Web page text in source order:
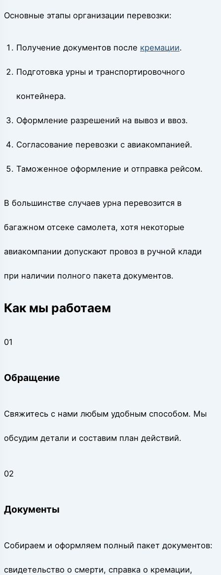
Основные этапы организации перевозки:
Получение документов после кремации.
Подготовка урны и транспортировочного
контейнера.
Оформление разрешений на вывоз и ввоз.
Согласование перевозки с авиакомпанией.
Таможенное оформление и отправка рейсом.
В большинстве случаев урна перевозится в
багажном отсеке самолета, хотя некоторые
авиакомпании допускают провоз в ручной клади
при наличии полного пакета документов.
Как мы работаем
01
Обращение
Свяжитесь с нами любым удобным способом. Мы
обсудим детали и составим план действий.
02
Документы
Собираем и оформляем полный пакет документов:
свидетельство о смерти, справка о кремации,